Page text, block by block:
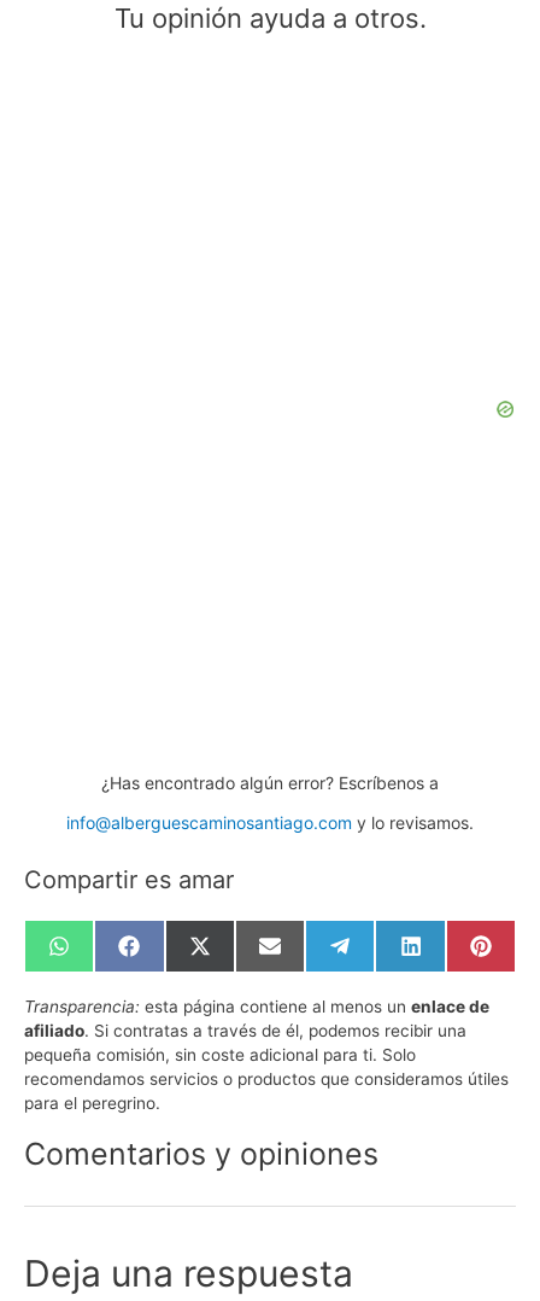
Tu opinión ayuda a otros.
¿Has encontrado algún error? Escríbenos a
info@alberguescaminosantiago.com y lo revisamos.
Compartir es amar
Compartir
en
WhatsApp
Compartir
en
Facebook
Compartir
en
X
(Twitter)
Compartir
en
Email
Compartir
en
Telegram
Compartir
en
LinkedIn
en
Transparencia: esta página contiene al menos un enlace de
afiliado. Si contratas a través de él, podemos recibir una
pequeña comisión, sin coste adicional para ti. Solo
recomendamos servicios o productos que consideramos útiles
para el peregrino.
Comentarios y opiniones
Deja una respuesta